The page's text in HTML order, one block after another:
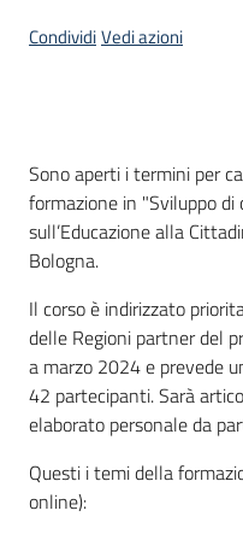
CondividiVedi azioni
Introduzione
Sono aperti i termini per
formazione in "Sviluppo
sull’Educazione alla
Bologna.
Il corso è indirizzato
delle Regioni partner del
a marzo 2024 e prevede
42 partecipanti. Sarà
elaborato personale da
Questi i temi della
online):